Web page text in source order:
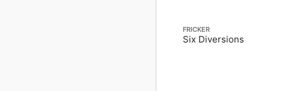
FRICKER
Six Diversions